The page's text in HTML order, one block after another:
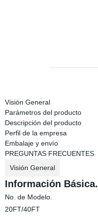
Visión General
Parámetros del producto
Descripción del producto
Perfil de la empresa
Embalaje y envío
PREGUNTAS FRECUENTES
Visión General
Información Básica.
No. de Modelo.
20FT/40FT